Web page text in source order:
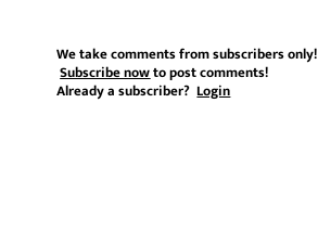
We take comments from subscribers only!
Subscribe nowto post comments!
Already a subscriber?Login